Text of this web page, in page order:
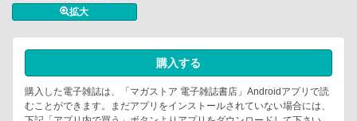
拡大
購入する
購入した電子雑誌は、「マガストア 電子雑誌書店」Androidアプリで読
むことができます。まだアプリをインストールされていない場合には、